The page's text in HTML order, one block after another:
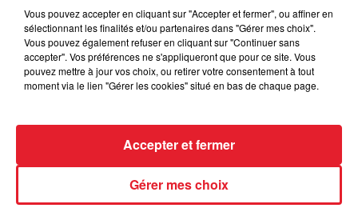
Des vitres tombent de la tour
Montparnasse : des désaccords
Incendies en Gironde : encore
plusieurs semaines avant
Vous pouvez accepter en cliquant sur "Accepter et fermer", ou affiner en
sélectionnant les finalités et/ou partenaires dans "Gérer mes choix".
Vous pouvez également refuser en cliquant sur "Continuer sans
accepter". Vos préférences ne s'appliqueront que pour ce site. Vous
pouvez mettre à jour vos choix, ou retirer votre consentement à tout
moment via le lien "Gérer les cookies" situé en bas de chaque page.
Gérer mes choix
Accepter et fermer